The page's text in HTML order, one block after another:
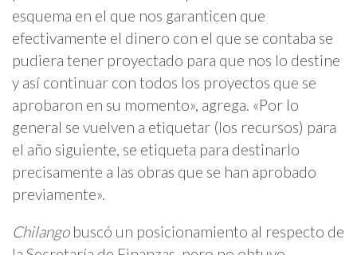
esquema en el que nos garanticen que
efectivamente el dinero con el que se contaba se
pudiera tener proyectado para que nos lo destine
y así continuar con todos los proyectos que se
aprobaron en su momento», agrega. «Por lo
general se vuelven a etiquetar (los recursos) para
el año siguiente, se etiqueta para destinarlo
precisamente a las obras que se han aprobado
previamente».
Chilangobuscó un posicionamiento al respecto de